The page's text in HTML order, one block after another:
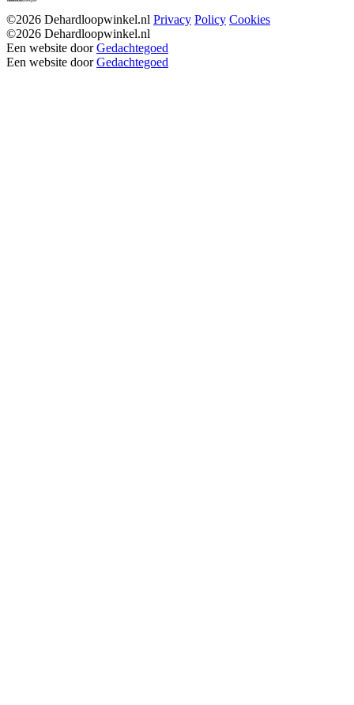
©2026 Dehardloopwinkel.nl Privacy Policy Cookies
©2026 Dehardloopwinkel.nl
Een website doorGedachtegoed
Een website doorGedachtegoed